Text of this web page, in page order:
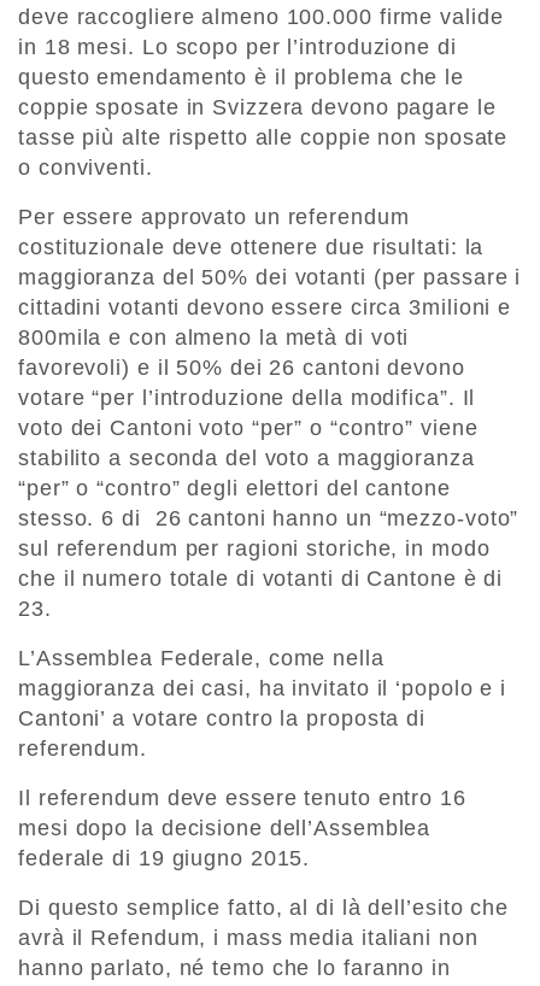
deve raccogliere almeno 100.000 firme valide
in 18 mesi. Lo scopo per l’introduzione di
questo emendamento è il problema che le
coppie sposate in Svizzera devono pagare le
tasse più alte rispetto alle coppie non sposate
o conviventi.
Per essere approvato un referendum
costituzionale deve ottenere due risultati: la
maggioranza del 50% dei votanti (per passare i
cittadini votanti devono essere circa 3milioni e
800mila e con almeno la metà di voti
favorevoli) e il 50% dei 26 cantoni devono
votare “per l’introduzione della modifica”. Il
voto dei Cantoni voto “per” o “contro” viene
stabilito a seconda del voto a maggioranza
“per” o “contro” degli elettori del cantone
stesso. 6 di 26 cantoni hanno un “mezzo-voto”
sul referendum per ragioni storiche, in modo
che il numero totale di votanti di Cantone è di
23.
L’Assemblea Federale, come nella
maggioranza dei casi, ha invitato il ‘popolo e i
Cantoni’ a votare contro la proposta di
referendum.
Il referendum deve essere tenuto entro 16
mesi dopo la decisione dell’Assemblea
federale di 19 giugno 2015.
Di questo semplice fatto, al di là dell’esito che
avrà il Refendum, i mass media italiani non
hanno parlato, né temo che lo faranno in